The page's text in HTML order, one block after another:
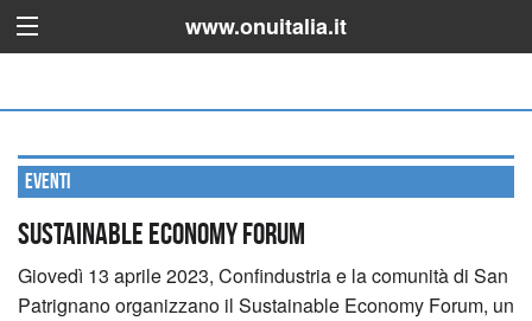
www.onuitalia.it
Eventi
SUSTAINABLE ECONOMY FORUM
Giovedì 13 aprile 2023, Confindustria e la comunità di San
Patrignano organizzano il Sustainable Economy Forum, un